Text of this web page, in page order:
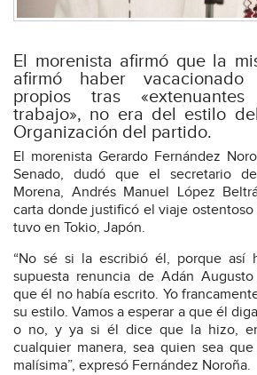
El morenista afirmó que la
afirmó haber
propios tras
trabajo», no era del estilo
Organización del partido.
El morenista Gerardo Fernández
Senado, dudó que el secretario
Morena, Andrés Manuel López
carta donde justificó el viaje
tuvo en Tokio, Japón.
“No sé si la escribió él, porque así
supuesta renuncia de Adán
que él no había escrito. Yo
su estilo. Vamos a esperar a que él
o no, y ya si él dice que la hizo,
cualquier manera, sea quien sea
malísima”, expresó Fernández Noroña.